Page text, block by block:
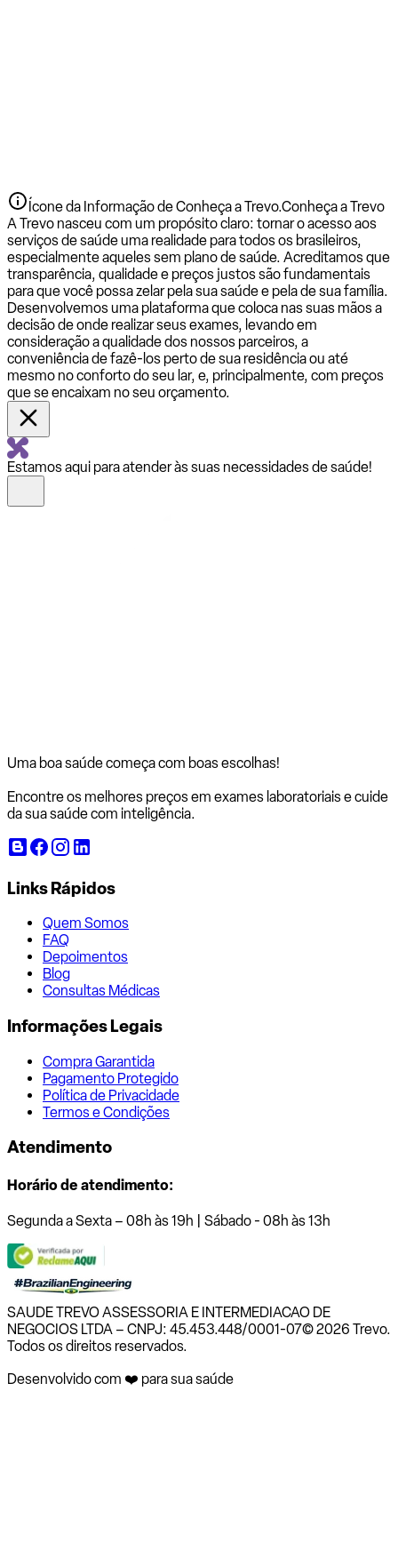
Ícone da Informação de Conheça a Trevo.Conheça a Trevo
A Trevo nasceu com um propósito claro: tornar o acesso aos
serviços de saúde uma realidade para todos os brasileiros,
especialmente aqueles sem plano de saúde. Acreditamos que
transparência, qualidade e preços justos são fundamentais
para que você possa zelar pela sua saúde e pela de sua família.
Desenvolvemos uma plataforma que coloca nas suas mãos a
decisão de onde realizar seus exames, levando em
consideração a qualidade dos nossos parceiros, a
conveniência de fazê-los perto de sua residência ou até
mesmo no conforto do seu lar, e, principalmente, com preços
que se encaixam no seu orçamento.
Estamos aqui para atender às suas necessidades de saúde!
Uma boa saúde começa com boas escolhas!
Encontre os melhores preços em exames laboratoriais e cuide
da sua saúde com inteligência.
Links Rápidos
Quem Somos
FAQ
Depoimentos
Blog
Consultas Médicas
Informações Legais
Compra Garantida
Pagamento Protegido
Política de Privacidade
Termos e Condições
Atendimento
Horário de atendimento:
Segunda a Sexta – 08h às 19h | Sábado - 08h às 13h
SAUDE TREVO ASSESSORIA E INTERMEDIACAO DE
NEGOCIOS LTDA – CNPJ: 45.453.448/0001-07© 2026 Trevo.
Todos os direitos reservados.
Desenvolvido com ❤️ para sua saúde